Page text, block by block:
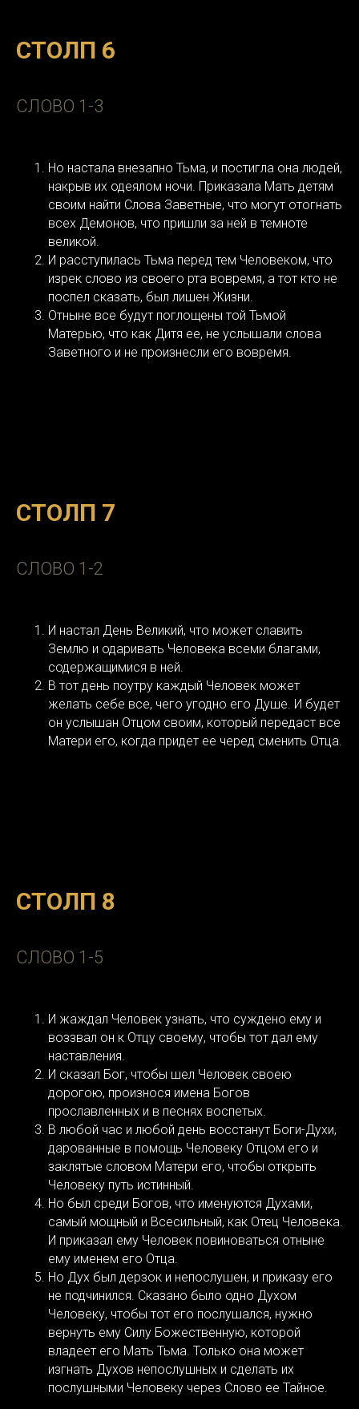
СТОЛП 6
СЛОВО 1-3
Но настала внезапно Тьма, и постигла она людей,
накрыв их одеялом ночи. Приказала Мать детям
своим найти Слова Заветные, что могут отогнать
всех Демонов, что пришли за ней в темноте
великой.
И расступилась Тьма перед тем Человеком, что
изрек слово из своего рта вовремя, а тот кто не
поспел сказать, был лишен Жизни.
Отныне все будут поглощены той Тьмой
Матерью, что как Дитя ее, не услышали слова
Заветного и не произнесли его вовремя.
СТОЛП 7
СЛОВО 1-2
И настал День Великий, что может славить
Землю и одаривать Человека всеми благами,
содержащимися в ней.
В тот день поутру каждый Человек может
желать себе все, чего угодно его Душе. И будет
он услышан Отцом своим, который передаст все
Матери его, когда придет ее черед сменить Отца.
СТОЛП 8
СЛОВО 1-5
И жаждал Человек узнать, что суждено ему и
воззвал он к Отцу своему, чтобы тот дал ему
наставления.
И сказал Бог, чтобы шел Человек своею
дорогою, произнося имена Богов
прославленных и в песнях воспетых.
В любой час и любой день восстанут Боги-Духи,
дарованные в помощь Человеку Отцом его и
заклятые словом Матери его, чтобы открыть
Человеку путь истинный.
Но был среди Богов, что именуются Духами,
самый мощный и Всесильный, как Отец Человека.
И приказал ему Человек повиноваться отныне
ему именем его Отца.
Но Дух был дерзок и непослушен, и приказу его
не подчинился. Сказано было одно Духом
Человеку, чтобы тот его послушался, нужно
вернуть ему Силу Божественную, которой
владеет его Мать Тьма. Только она может
изгнать Духов непослушных и сделать их
послушными Человеку через Слово ее Тайное.